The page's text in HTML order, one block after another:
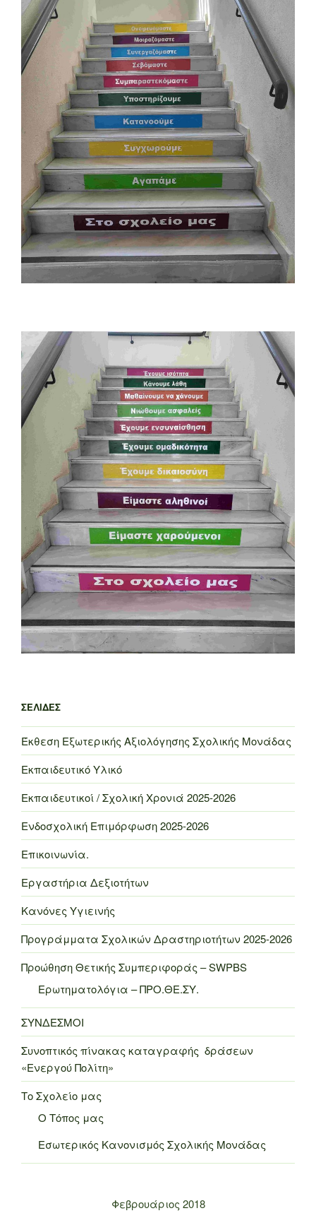
ΣΕΛΊΔΕΣ
Έκθεση Εξωτερικής Αξιολόγησης Σχολικής Μονάδας
Εκπαιδευτικό Υλικό
Εκπαιδευτικοί / Σχολική Χρονιά 2025-2026
Ενδοσχολική Επιμόρφωση 2025-2026
Επικοινωνία.
Εργαστήρια Δεξιοτήτων
Κανόνες Υγιεινής
Προγράμματα Σχολικών Δραστηριοτήτων 2025-2026
Προώθηση Θετικής Συμπεριφοράς – SWPBS
Ερωτηματολόγια – ΠΡΟ.ΘΕ.ΣΥ.
ΣΥΝΔΕΣΜΟΙ
Συνοπτικός πίνακας καταγραφής δράσεων
«Ενεργού Πολίτη»
Το Σχολείο μας
Ο Τόπος μας
Εσωτερικός Κανονισμός Σχολικής Μονάδας
Φεβρουάριος 2018